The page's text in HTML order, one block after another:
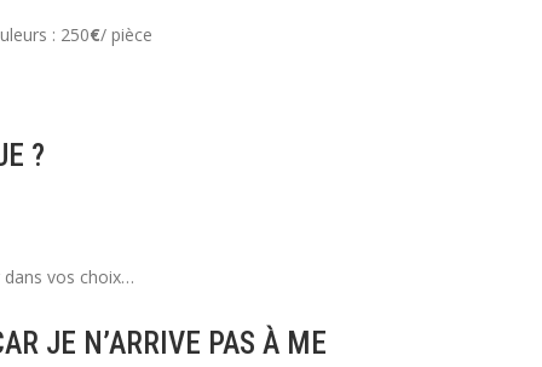
: 250€/ pièce
?
dans vos choix…
JE N’ARRIVE PAS À ME